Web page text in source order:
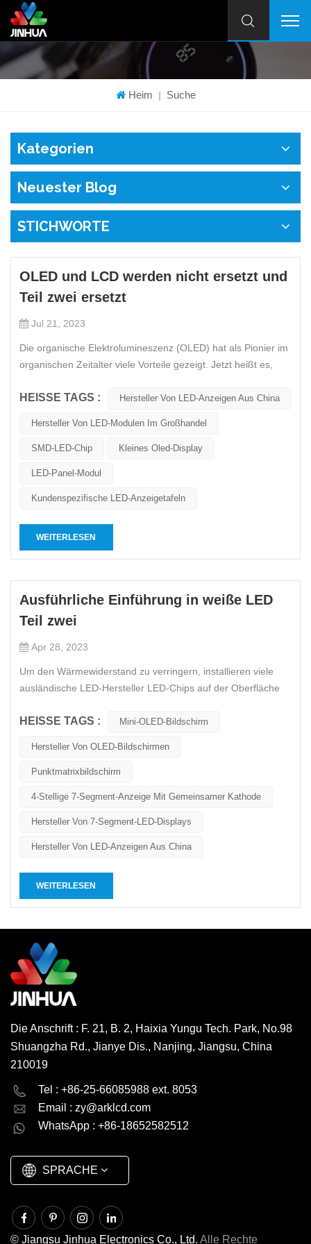
Heim | Suche
Kategorien
Neuester Blog
STICHWORTE
OLED und LCD werden nicht ersetzt und
Teil zwei ersetzt
Jul 21, 2023
Die organische Elektrolumineszenz (OLED) hat als Pionier im
organischen Zeitalter viele Vorteile gezeigt. Jetzt heißt es,
unangemessen, die Vorteile von OLED in Zukunft mit der
HEISSE TAGS : Hersteller Von LED-Anzeigen Aus China
Hersteller Von LED-Modulen Im Großhandel
SMD-LED-Chip Kleines Oled-Display
LED-Panel-Modul
Kundenspezifische LED-Anzeigetafeln
WEITERLESEN
Ausführliche Einführung in weiße LED
Teil zwei
Apr 28, 2023
Um den Wärmewiderstand zu verringern, installieren viele
ausländische LED-Hersteller LED-Chips auf der Oberfläche
Keramikmaterialien und verwenden Löten, um die
HEISSE TAGS : Mini-OLED-Bildschirm
Hersteller Von OLED-Bildschirmen
Punktmatrixbildschirm
4-Stellige 7-Segment-Anzeige Mit Gemeinsamer Kathode
Hersteller Von 7-Segment-LED-Displays
Hersteller Von LED-Anzeigen Aus China
WEITERLESEN
Die Anschrift : F. 21, B. 2, Haixia Yungu Tech. Park, No.98
Shuangzha Rd., Jianye Dis., Nanjing, Jiangsu, China
210019
Tel : +86-25-66085988 ext. 8053
Email : zy@arklcd.com
WhatsApp : +86-18652582512
SPRACHE
English Deutsch
русский español
العربية
© Jiangsu Jinhua Electronics Co., Ltd. Alle Rechte